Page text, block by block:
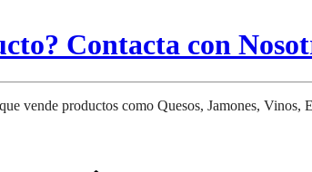
Contacta con
vende productos como Quesos, Jamones,